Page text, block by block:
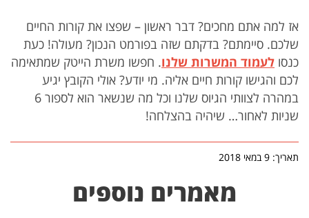
אז למה אתם מחכים? דבר ראשון – שפצו את קורות החיים
שלכם. סיימתם? בדקתם שזה בפורמט הנכון? מעולה! כעת
כנסו לעמוד המשרות שלנו. חפשו משרת הייטק שמתאימה
לכם והגישו קורות חיים אליה. מי יודע? אולי הקובץ יגיע
במהרה לצוותי הגיוס שלנו וכל מה שנשאר הוא לספור 6
שניות לאחור… שיהיה בהצלחה!
תאריך: 9 במאי 2018
מאמרים נוספים